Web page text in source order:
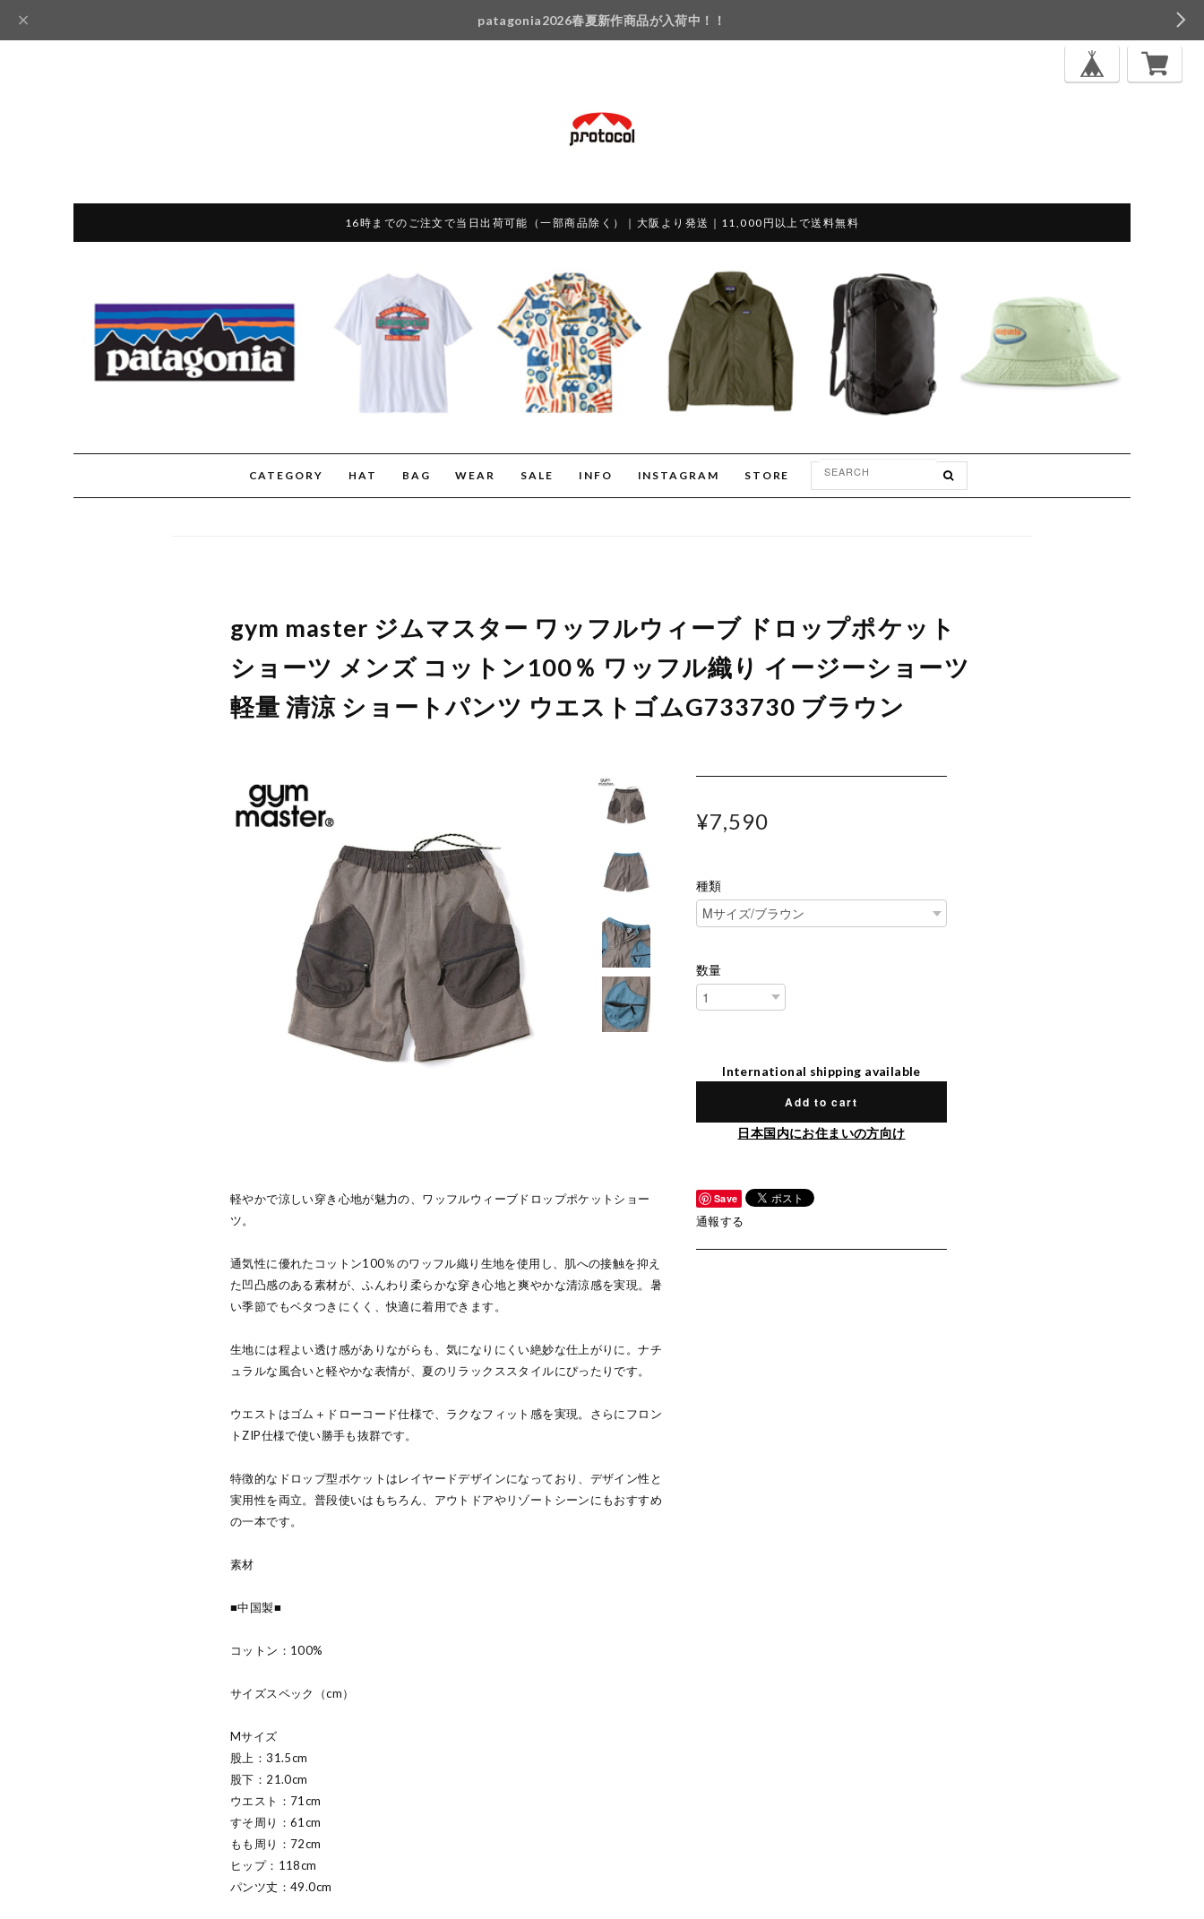
patagonia2026春夏新作商品が入荷中！！
16時までのご注文で当日出荷可能（一部商品除く）｜大阪より発送｜11,000円以上で送料無料
CATEGORY HAT BAG WEAR SALE INFO INSTAGRAM STORE
gym master ジムマスター ワッフルウィーブ ドロップポケット
ショーツ メンズ コットン100％ ワッフル織り イージーショーツ
軽量 清涼 ショートパンツ ウエストゴムG733730 ブラウン
軽やかで涼しい穿き心地が魅力の、ワッフルウィーブドロップポケットショー
ツ。
通気性に優れたコットン100％のワッフル織り生地を使用し、肌への接触を抑え
た凹凸感のある素材が、ふんわり柔らかな穿き心地と爽やかな清涼感を実現。暑
い季節でもベタつきにくく、快適に着用できます。
生地には程よい透け感がありながらも、気になりにくい絶妙な仕上がりに。ナチ
ュラルな風合いと軽やかな表情が、夏のリラックススタイルにぴったりです。
ウエストはゴム＋ドローコード仕様で、ラクなフィット感を実現。さらにフロン
トZIP仕様で使い勝手も抜群です。
特徴的なドロップ型ポケットはレイヤードデザインになっており、デザイン性と
実用性を両立。普段使いはもちろん、アウトドアやリゾートシーンにもおすすめ
の一本です。
素材
■中国製■
コットン：100%
サイズスペック（cm）
Mサイズ
股上：31.5cm
股下：21.0cm
ウエスト：71cm
すそ周り：61cm
もも周り：72cm
ヒップ：118cm
パンツ丈：49.0cm
¥7,590
種類
数量
International shipping available
Add to cart
日本国内にお住まいの方向け
Save
通報する